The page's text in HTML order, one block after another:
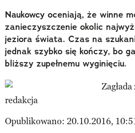
Naukowcy oceniają, że winne
zanieczyszczenie okolic
jeziora świata. Czas na
jednak szybko się kończy, bo
bliższy zupełnemu wyginięciu.
redakcja
Opublikowano: 20.10.2016,